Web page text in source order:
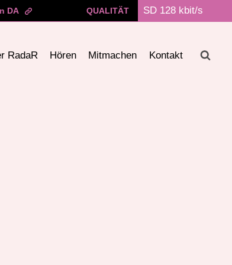
DA QUALITÄT
RadaR Hören Mitmachen Kontakt